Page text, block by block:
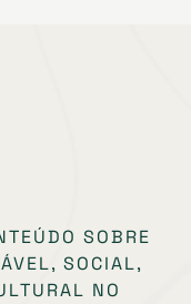
SOBRE
SOCIAL,
NO